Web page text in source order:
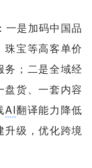
一是加码中国品
珠宝等高客单价
务；二是全域经
盘货、一套内容
AI翻译能力降低
升级，优化跨境